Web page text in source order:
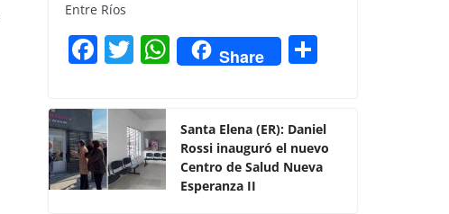
Entre Ríos
F
c
e
b
o
T
itt
er
W
h
s
A
p
Share
p
ar
Santa Elena (ER): Daniel
Rossi inauguró el nuevo
Centro de Salud Nueva
Esperanza II